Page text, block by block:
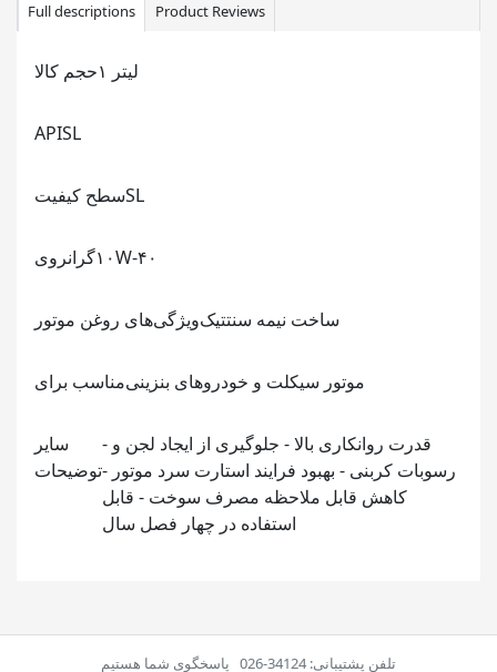
Full descriptions Product Reviews
حجم کالا ۱ لیتر
APISL
سطح کیفیتSL
گرانروی۱۰W-۴۰
ویژگی‌های روغن موتورساخت نیمه سنتتیک
مناسب برایموتور سیکلت و خودروهای بنزینی
سایر
توضیحات
- قدرت روانکاری بالا - جلوگیری از ایجاد لجن و
رسوبات کربنی - بهبود فرایند استارت سرد موتور -
کاهش قابل ملاحظه مصرف سوخت - قابل
استفاده در چهار فصل سال
تلفن پشتیبانی: 34124-026 پاسخگوی شما هستیم